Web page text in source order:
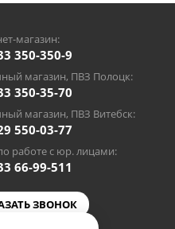
магазин:
350-350-9
магазин, ПВЗ Полоцк:
350-35-70
магазин, ПВЗ Витебск:
550-03-77
работе с юр. лицами:
66-99-511
ЗВОНОК